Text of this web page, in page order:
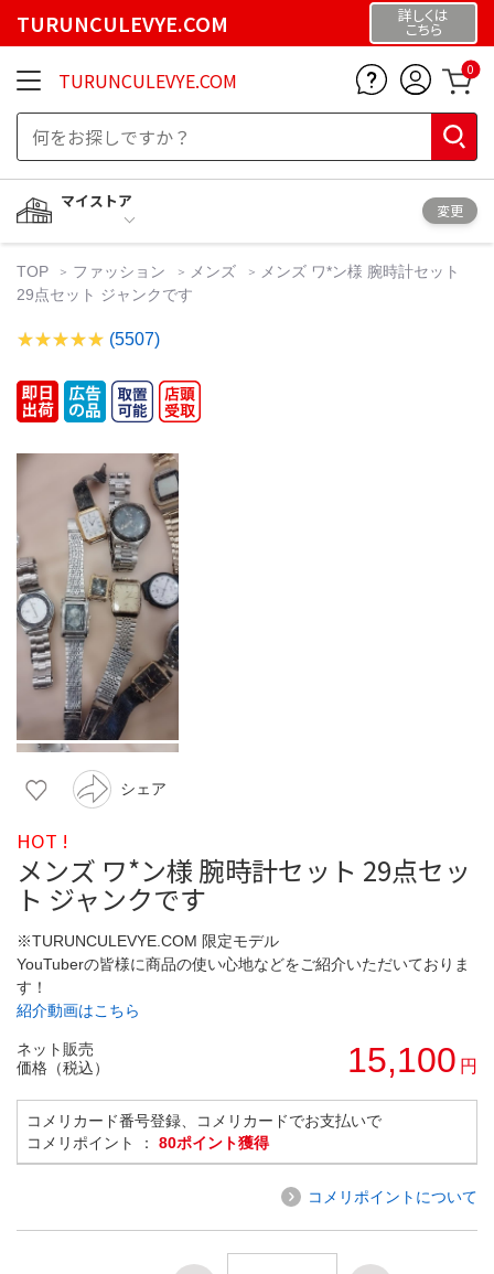
TURUNCULEVYE.COM 詳しくは
こちら
TURUNCULEVYE.COM 0
マイストア
変更
TOP ファッション メンズ
メンズ ワ*ン様 腕時計セット
29点セット ジャンクです
(5507)
シェア
HOT !
メンズ ワ*ン様 腕時計セット 29点セッ
ト ジャンクです
※TURUNCULEVYE.COM 限定モデル
YouTuberの皆様に商品の使い心地などをご紹介いただいておりま
す！
紹介動画はこちら
ネット販売
価格（税込）
15,100 円
コメリカード番号登録、コメリカードでお支払いで
コメリポイント ： 80ポイント獲得
コメリポイントについて